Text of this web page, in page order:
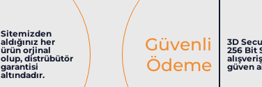
Sitemizden
aldığınız her
ürün orjinal
olup, distrübütör
garantisi
altındadır.
Güvenli
Ödeme
3D
256 Bit
güven